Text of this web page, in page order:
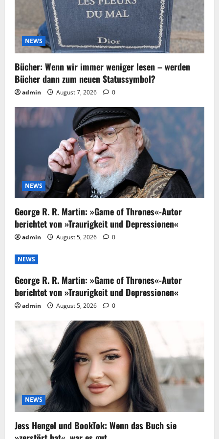
NEWS
Bücher: Wenn wir immer weniger lesen – werden
Bücher dann zum neuen Statussymbol?
admin August 7, 2026 0
NEWS
George R. R. Martin: »Game of Thrones«-Autor
berichtet von »Traurigkeit und Depressionen«
admin August 5, 2026 0
NEWS
George R. R. Martin: »Game of Thrones«-Autor
berichtet von »Traurigkeit und Depressionen«
admin August 5, 2026 0
NEWS
Jess Hengel und BookTok: Wenn das Buch sie